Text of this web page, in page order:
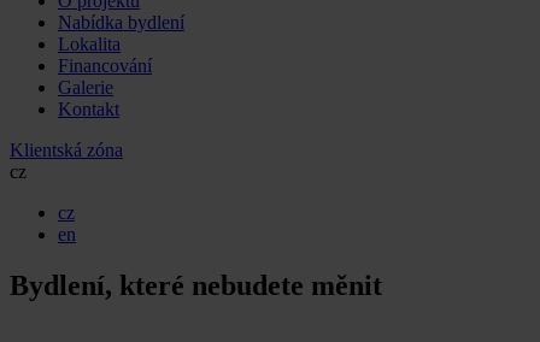
Nabídka bydlení
Lokalita
Financování
Galerie
Kontakt
Klientská zóna
cz
cz
en
Bydlení, které nebudete měnit